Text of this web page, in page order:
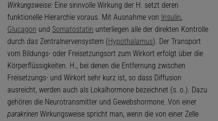
Wirkungsweise: Eine sinnvolle Wirkung der H. setzt deren
funktionelle Hierarchie voraus. Mit Ausnahme von Insulin,
Glucagon und Somatostatin unterliegen alle der direkten Kontrolle
durch das Zentralnervensystem (Hypothalamus). Der Transport
vom Bildungs- oder Freisetzungsort zum Wirkort erfolgt über die
Körperflüssigkeiten. H., bei denen die Entfernung zwischen
Freisetzungs- und Wirkort sehr kurz ist, so dass Diffusion
ausreicht, werden auch als Lokalhormone bezeichnet (s. o.). Dazu
gehören die Neurotransmitter und Gewebshormone. Von einer
parakrinen Wirkungsweise spricht man, wenn die von einer Zelle